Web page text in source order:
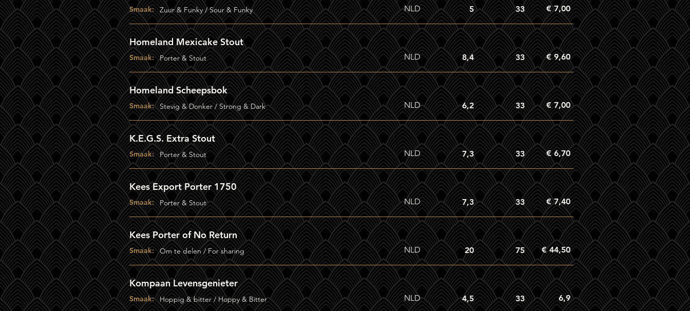
Smaak: Zuur & Funky / Sour & Funky NLD 5 33 € 7,00
Homeland Mexicake Stout
Smaak: Porter & Stout NLD 8,4 33 € 9,60
Homeland Scheepsbok
Smaak: Stevig & Donker / Strong & Dark NLD 6,2 33 € 7,00
K.E.G.S. Extra Stout
Smaak: Porter & Stout NLD 7,3 33 € 6,70
Kees Export Porter 1750
Smaak: Porter & Stout NLD 7,3 33 € 7,40
Kees Porter of No Return
Smaak: Om te delen / For sharing NLD 20 75 € 44,50
Kompaan Levensgenieter
Smaak: Hoppig & bitter / Hoppy & Bitter NLD 4,5 33 6,9